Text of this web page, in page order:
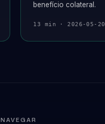
benefício colateral.
13 min · 2026-05-20
NAVEGAR